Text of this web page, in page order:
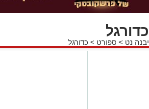
כדורגל
יבנה נט > ספורט > כדורגל